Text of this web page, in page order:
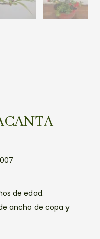
de edad.
ancho de copa y